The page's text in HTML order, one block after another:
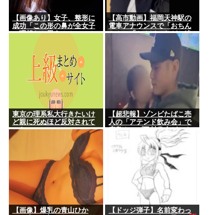
【画像あり】女子、整形に
成功「この形の鼻が全女子
の理想だと思う！！」⇒！
【高市動画】福岡天神駅の
電車アナウンスで「おちん
ちん」「ちんぽ」などと連
呼する不審な音声が大音量
で流れる 犯人は不明
東京の理系私大行きたいけ
ど親に死ぬほど反対されて
つらい
【超悲報】ゾンビたばこ売
人の「アテンド飲み会」で
広島カープ田村俊介がセク
シー女優と寸止めキスｗｗ
ｗ
【画像】爆乳の青山ひか
【ドッジ弾子】名前変わっ